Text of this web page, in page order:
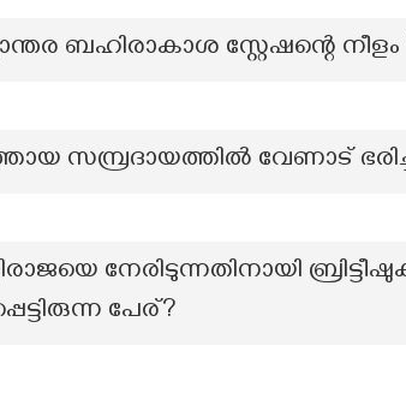
ബഹിരാകാശ സ്റ്റേഷന്റെ നീളം
സമ്പ്രദായത്തിൽ വേണാട്
നേരിടുന്നതിനായി
പേര്?